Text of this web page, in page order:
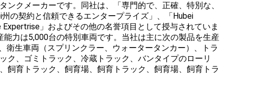
クメーカーです。同社は、「専門的で、正確、特別な、
の契約と信頼できるエンタープライズ」、「Hubei
」およびその他の名誉項目として授与されていま
力は5,000台の特別車両です。当社は主に次の製品を生産
衛生車両（スプリンクラー、ウォータータンカー）、トラ
ク、ゴミトラック、冷蔵トラック、バンタイプのローリ
飼育トラック、飼育場、飼育トラック、飼育場、飼育トラ